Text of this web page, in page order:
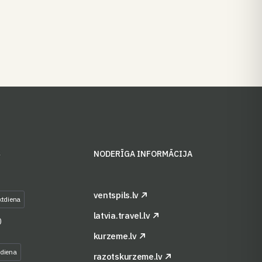
NODERĪGA INFORMĀCIJA
ventspils.lv
latvia.travel.lv
kurzeme.lv
razotskurzeme.lv